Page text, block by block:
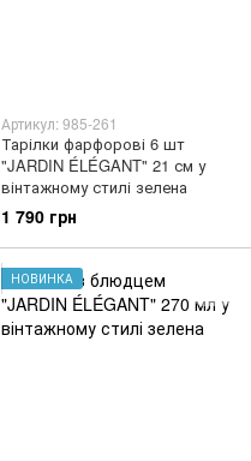
Артикул: 985-261
Тарілки фарфорові 6 шт
"JARDIN ÉLÉGANT" 21 см у
вінтажному стилі зелена
1 790 грн
НОВИНКА